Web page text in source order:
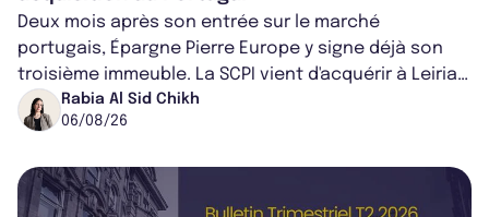
Deux mois après son entrée sur le marché
portugais, Épargne Pierre Europe y signe déjà son
troisième immeuble. La SCPI vient d'acquérir à Leiria,
dans le centre du pays, un établis...
Rabia Al Sid Chikh
06/08/26